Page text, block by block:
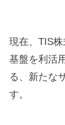
現在、TIS
基盤を利活
る、新たな
す。